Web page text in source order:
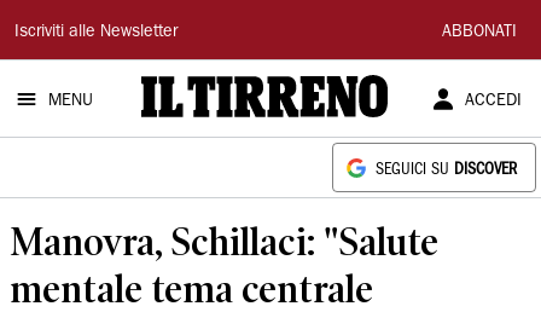
Il
Tirreno
Iscriviti alle Newsletter ABBONATI
MENU ACCEDI
SEGUICI SU DISCOVER
Manovra, Schillaci: "Salute
mentale tema centrale